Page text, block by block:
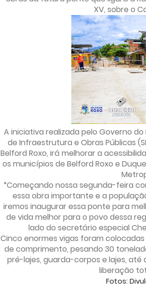
XV, sobre o
A iniciativa realizada pelo Governo
de Infraestrutura e Obras Públicas
Belford Roxo, irá melhorar a
os municípios de Belford Roxo e
“Começando nossa segunda-feira
essa obra importante e a
iremos inaugurar essa ponte para
de vida melhor para o povo dessa
lado do secretário especial
Cinco enormes vigas foram
de comprimento, pesando 30
pré-lajes, guarda-corpos e lajes,
liberação
Fotos: